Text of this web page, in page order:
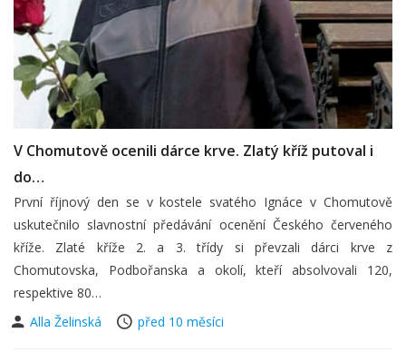
V Chomutově ocenili dárce krve. Zlatý kříž putoval i
do…
První říjnový den se v kostele svatého Ignáce v Chomutově
uskutečnilo slavnostní předávání ocenění Českého červeného
kříže. Zlaté kříže 2. a 3. třídy si převzali dárci krve z
Chomutovska, Podbořanska a okolí, kteří absolvovali 120,
respektive 80…
Alla Želinská
před 10 měsíci